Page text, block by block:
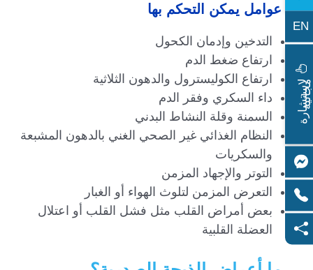
عوامل يمكن التحكم بها
التدخين وإدمان الكحول
ارتفاع ضغط الدم
ارتفاع الكوليسترول والدهون الثلاثية
داء السكري وفقر الدم
السمنة وقلة النشاط البدني
النظام الغذائي غير الصحي الغني بالدهون المشبعة
والسكريات
التوتر والإجهاد المزمن
التعرض المزمن لتلوث الهواء أو الغبار
بعض أمراض القلب مثل فشل القلب أو اعتلال
العضلة القلبية
EN
ل
ا
س
ت
ش
ا
ر
ة
م
ج
ا
ن
ي
ة